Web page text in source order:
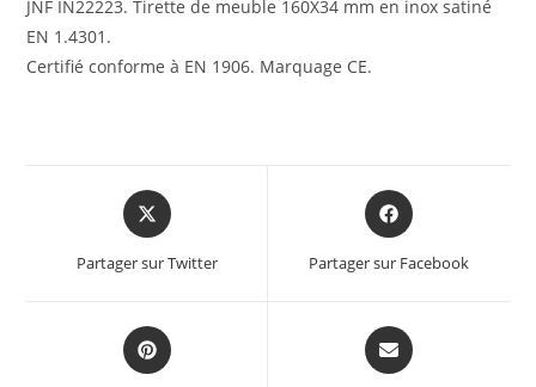
JNF IN22223. Tirette de meuble 160X34 mm en inox satiné
EN 1.4301.
Certifié conforme à EN 1906. Marquage CE.
Partager sur Twitter Partager sur Facebook